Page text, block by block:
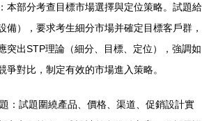
題：本部分考查目標市場選擇與定位策略。試題給
），要求考生細分市場并確定目標客戶群，
理論（細分、目標、定位），強調如
比，制定有效的市場進入策略。
：試題圍繞產品、價格、渠道、促銷設計實